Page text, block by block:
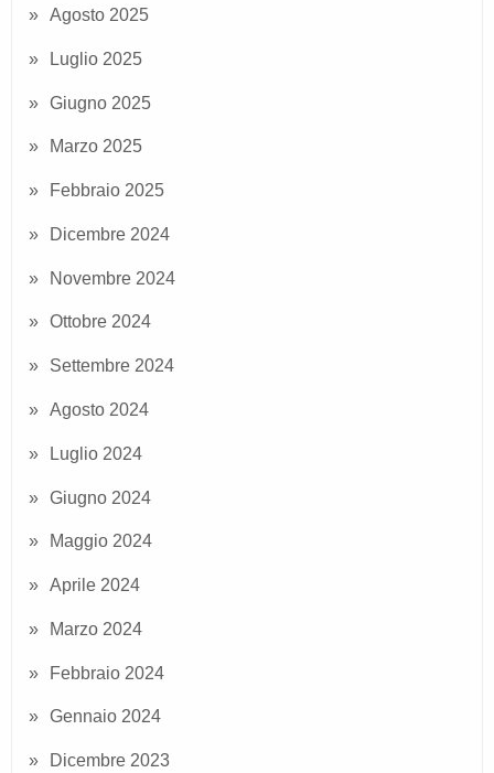
Agosto 2025
Luglio 2025
Giugno 2025
Marzo 2025
Febbraio 2025
Dicembre 2024
Novembre 2024
Ottobre 2024
Settembre 2024
Agosto 2024
Luglio 2024
Giugno 2024
Maggio 2024
Aprile 2024
Marzo 2024
Febbraio 2024
Gennaio 2024
Dicembre 2023